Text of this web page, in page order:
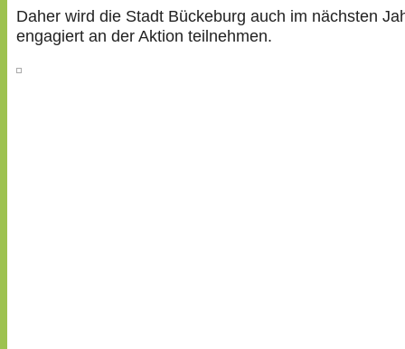
Daher wird die Stadt Bückeburg auch im nächsten
engagiert an der Aktion teilnehmen.